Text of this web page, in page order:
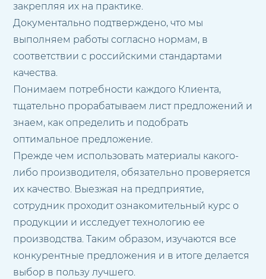
закрепляя их на практике.
Документально подтверждено, что мы
выполняем работы согласно нормам, в
соответствии с российскими стандартами
качества.
Понимаем потребности каждого Клиента,
тщательно прорабатываем лист предложений и
знаем, как определить и подобрать
оптимальное предложение.
Прежде чем использовать материалы какого-
либо производителя, обязательно проверяется
их качество. Выезжая на предприятие,
сотрудник проходит ознакомительный курс о
продукции и исследует технологию ее
производства. Таким образом, изучаются все
конкурентные предложения и в итоге делается
выбор в пользу лучшего.